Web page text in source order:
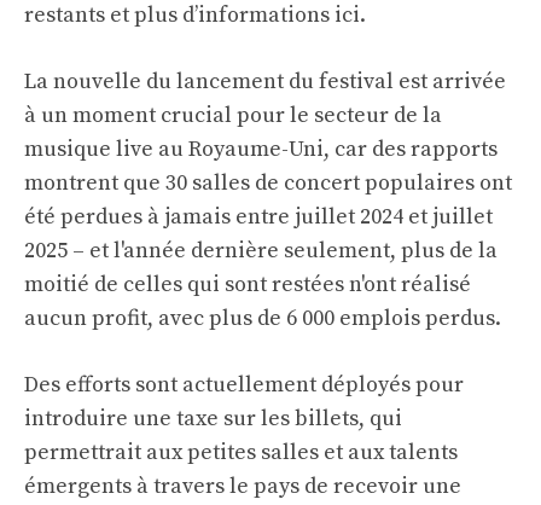
restants et plus d’informations ici.
La nouvelle du lancement du festival est arrivée
à un moment crucial pour le secteur de la
musique live au Royaume-Uni, car des rapports
montrent que 30 salles de concert populaires ont
été perdues à jamais entre juillet 2024 et juillet
2025 – et l'année dernière seulement, plus de la
moitié de celles qui sont restées n'ont réalisé
aucun profit, avec plus de 6 000 emplois perdus.
Des efforts sont actuellement déployés pour
introduire une taxe sur les billets, qui
permettrait aux petites salles et aux talents
émergents à travers le pays de recevoir une